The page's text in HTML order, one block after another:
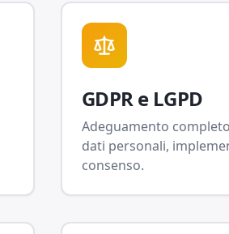
GDPR e LGPD
Adeguamento
dati personali,
consenso.